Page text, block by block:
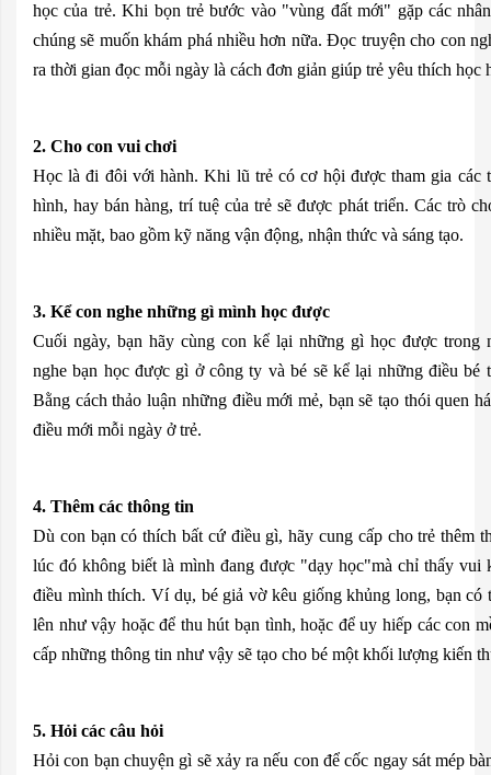
học của trẻ. Khi bọn trẻ bước vào "vùng đất mới" gặp các
chúng sẽ muốn khám phá nhiều hơn nữa. Đọc truyện cho con
ra thời gian đọc mỗi ngày là cách đơn giản giúp trẻ yêu thích học
2. Cho con vui chơi
Học là đi đôi với hành. Khi lũ trẻ có cơ hội được tham gia các
hình, hay bán hàng, trí tuệ của trẻ sẽ được phát triển. Các trò
nhiều mặt, bao gồm kỹ năng vận động, nhận thức và sáng tạo.
3. Kể con nghe những gì mình học được
Cuối ngày, bạn hãy cùng con kể lại những gì học được trong
nghe bạn học được gì ở công ty và bé sẽ kể lại những điều bé
Bằng cách thảo luận những điều mới mẻ, bạn sẽ tạo thói quen
điều mới mỗi ngày ở trẻ.
4. Thêm các thông tin
Dù con bạn có thích bất cứ điều gì, hãy cung cấp cho trẻ thêm
lúc đó không biết là mình đang được "dạy học"mà chỉ thấy vui
điều mình thích. Ví dụ, bé giả vờ kêu giống khủng long, bạn có
lên như vậy hoặc để thu hút bạn tình, hoặc để uy hiếp các con
cấp những thông tin như vậy sẽ tạo cho bé một khối lượng kiến
5. Hỏi các câu hỏi
Hỏi con bạn chuyện gì sẽ xảy ra nếu con để cốc ngay sát mép